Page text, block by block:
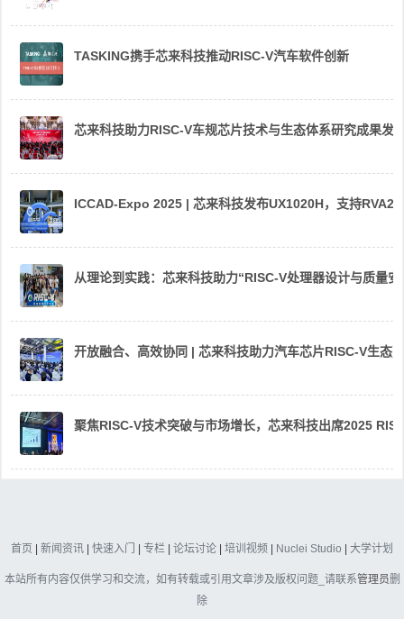
TASKING携手芯来科技推动RISC-V汽车软件创新
芯来科技助力RISC-V车规芯片技术与生态体系研究成果发
ICCAD-Expo 2025 | 芯来科技发布UX1020H，支持
从理论到实践：芯来科技助力“RISC-V处理器设计与质量
开放融合、高效协同 | 芯来科技助力汽车芯片RISC-V生态
聚焦RISC-V技术突破与市场增长，芯来科技出席2025
首页 新闻资讯 快速入门 专栏 论坛讨论 培训视频 Nuclei Studio 大学计划
本站所有内容仅供学习和交流，如有转载或引用文章涉及版权问题_请联系管理员删
除